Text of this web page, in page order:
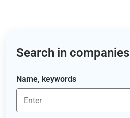
Search in companies
Name, keywords